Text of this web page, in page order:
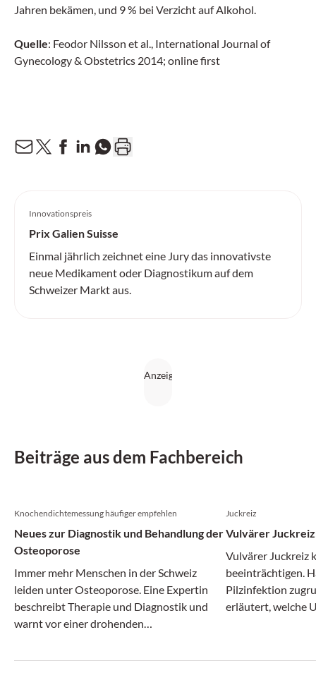
Jahren bekämen, und 9 % bei Verzicht auf Alkohol.
Quelle: Feodor Nilsson et al., International Journal of
Gynecology & Obstetrics 2014; online first
Innovationspreis
Prix Galien Suisse
Einmal jährlich zeichnet eine Jury das innovativste
neue Medikament oder Diagnostikum auf dem
Schweizer Markt aus.
Beiträge aus dem Fachbereich
Knochendichtemessung häufiger empfehlen
Neues zur Diagnostik und Behandlung der
Osteoporose
Immer mehr Menschen in der Schweiz
leiden unter Osteoporose. Eine Expertin
beschreibt Therapie und Diagnostik und
warnt vor einer drohenden
Juckreiz
Vulvärer
Vulvärer Juckreiz
beeinträchtigen.
Pilzinfektion
erläutert, welche